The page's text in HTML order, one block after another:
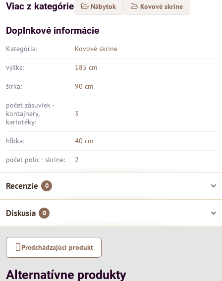
Viac z kategórie Nábytok Kovové skrine
Doplnkové informácie
Kategória: Kovové skrine
výška: 185 cm
šírka: 90 cm
počet zásuviek -
kontajnery,
kartotéky:
3
hĺbka: 40 cm
počet políc - skrine: 2
Recenzie 0
Diskusia 0
Predchádzajúci produkt
Alternatívne produkty